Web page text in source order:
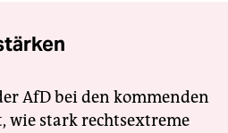
AfD bei den kommenden
wie stark rechtsextreme